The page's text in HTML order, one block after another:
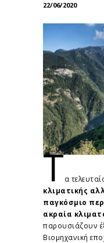
22/06/2020
Τα
κλιματικής
παγκόσμιο
ακραία
παρουσιάζουν
Βιομηχανική